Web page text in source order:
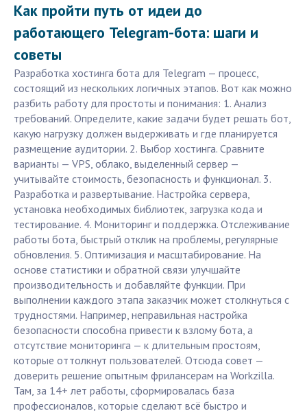
Как пройти путь от идеи до
работающего Telegram-бота: шаги и
советы
Разработка хостинга бота для Telegram — процесс,
состоящий из нескольких логичных этапов. Вот как можно
разбить работу для простоты и понимания: 1. Анализ
требований. Определите, какие задачи будет решать бот,
какую нагрузку должен выдерживать и где планируется
размещение аудитории. 2. Выбор хостинга. Сравните
варианты — VPS, облако, выделенный сервер —
учитывайте стоимость, безопасность и функционал. 3.
Разработка и развертывание. Настройка сервера,
установка необходимых библиотек, загрузка кода и
тестирование. 4. Мониторинг и поддержка. Отслеживание
работы бота, быстрый отклик на проблемы, регулярные
обновления. 5. Оптимизация и масштабирование. На
основе статистики и обратной связи улучшайте
производительность и добавляйте функции. При
выполнении каждого этапа заказчик может столкнуться с
трудностями. Например, неправильная настройка
безопасности способна привести к взлому бота, а
отсутствие мониторинга — к длительным простоям,
которые оттолкнут пользователей. Отсюда совет —
доверить решение опытным фрилансерам на Workzilla.
Там, за 14+ лет работы, сформировалась база
профессионалов, которые сделают всё быстро и